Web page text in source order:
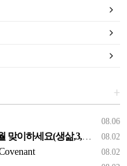
+
08.06
08.02
) *예수생명 내생명 우리생명!
08.02